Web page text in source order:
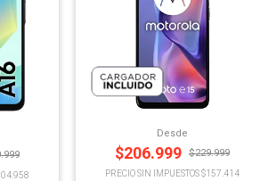
Desde
$206.999 $229.999
PRECIO SIN IMPUESTOS $157.414